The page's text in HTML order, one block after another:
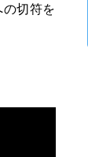
切符を